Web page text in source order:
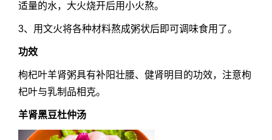
适量的水，大火烧开后用小火熬。
3、用文火将各种材料熬成粥状后即可调味食用了。
功效
枸杞叶羊肾粥具有补阳壮腰、健肾明目的功效，注意枸
杞叶与乳制品相克。
羊肾黑豆杜仲汤